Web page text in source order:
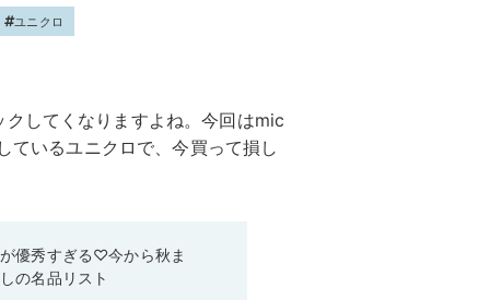
ユニクロ
してくなりますよね。今回はmic
ているユニクロで、今買って損し
優秀すぎる♡今から秋ま
の名品リスト